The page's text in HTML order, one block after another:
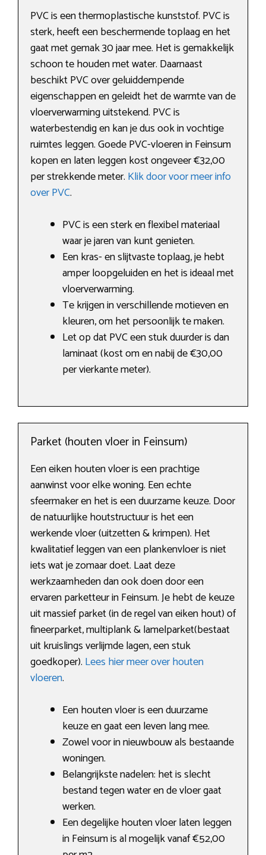
PVC is een thermoplastische kunststof. PVC is
sterk, heeft een beschermende toplaag en het
gaat met gemak 30 jaar mee. Het is gemakkelijk
schoon te houden met water. Daarnaast
beschikt PVC over geluiddempende
eigenschappen en geleidt het de warmte van de
vloerverwarming uitstekend. PVC is
waterbestendig en kan je dus ook in vochtige
ruimtes leggen. Goede PVC-vloeren in Feinsum
kopen en laten leggen kost ongeveer €32,00
per strekkende meter. Klik door voor meer info
over PVC.
PVC is een sterk en flexibel materiaal
waar je jaren van kunt genieten.
Een kras- en slijtvaste toplaag, je hebt
amper loopgeluiden en het is ideaal met
vloerverwarming.
Te krijgen in verschillende motieven en
kleuren, om het persoonlijk te maken.
Let op dat PVC een stuk duurder is dan
laminaat (kost om en nabij de €30,00
per vierkante meter).
Parket (houten vloer in Feinsum)
Een eiken houten vloer is een prachtige
aanwinst voor elke woning. Een echte
sfeermaker en het is een duurzame keuze. Door
de natuurlijke houtstructuur is het een
werkende vloer (uitzetten & krimpen). Het
kwalitatief leggen van een plankenvloer is niet
iets wat je zomaar doet. Laat deze
werkzaamheden dan ook doen door een
ervaren parketteur in Feinsum. Je hebt de keuze
uit massief parket (in de regel van eiken hout) of
fineerparket, multiplank & lamelparket(bestaat
uit kruislings verlijmde lagen, een stuk
goedkoper). Lees hier meer over houten
vloeren.
Een houten vloer is een duurzame
keuze en gaat een leven lang mee.
Zowel voor in nieuwbouw als bestaande
woningen.
Belangrijkste nadelen: het is slecht
bestand tegen water en de vloer gaat
werken.
Een degelijke houten vloer laten leggen
in Feinsum is al mogelijk vanaf €52,00